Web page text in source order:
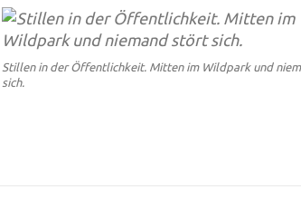
Stillen in der Öffentlichkeit. Mitten im Wildpark und
sich.